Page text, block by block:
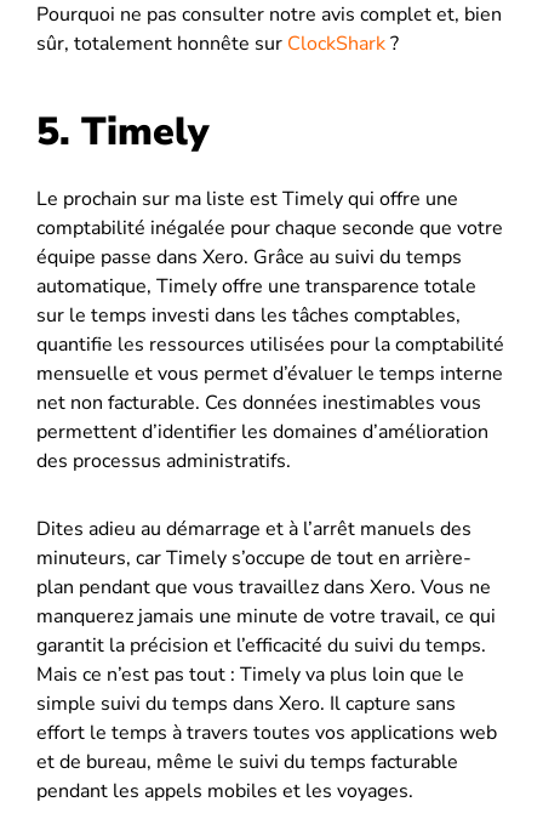
Pourquoi ne pas consulter notre avis complet et, bien
sûr, totalement honnête sur ClockShark?
5. Timely
Le prochain sur ma liste est Timely qui offre une
comptabilité inégalée pour chaque seconde que votre
équipe passe dans Xero. Grâce au suivi du temps
automatique, Timely offre une transparence totale
sur le temps investi dans les tâches comptables,
quantifie les ressources utilisées pour la comptabilité
mensuelle et vous permet d’évaluer le temps interne
net non facturable. Ces données inestimables vous
permettent d’identifier les domaines d’amélioration
des processus administratifs.
Dites adieu au démarrage et à l’arrêt manuels des
minuteurs, car Timely s’occupe de tout en arrière-
plan pendant que vous travaillez dans Xero. Vous ne
manquerez jamais une minute de votre travail, ce qui
garantit la précision et l’efficacité du suivi du temps.
Mais ce n’est pas tout : Timely va plus loin que le
simple suivi du temps dans Xero. Il capture sans
effort le temps à travers toutes vos applications web
et de bureau, même le suivi du temps facturable
pendant les appels mobiles et les voyages.